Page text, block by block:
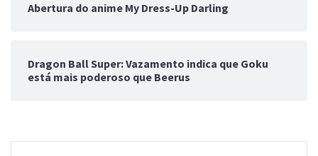
Abertura do anime My Dress-Up Darling
Dragon Ball Super: Vazamento indica que Goku
está mais poderoso que Beerus